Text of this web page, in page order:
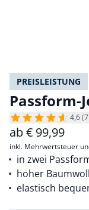
PREISLEISTUNG
Passform-
4,6
ab€ 99,99
inkl. Mehrwertsteuer
in zwei
hoher
elastisch